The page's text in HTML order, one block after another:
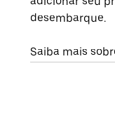
desembarque.
Saiba mais